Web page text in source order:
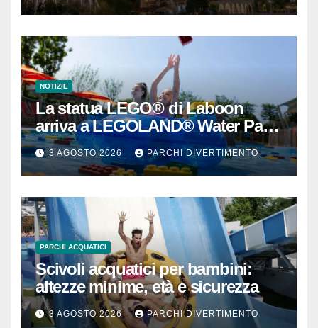
NOTIZIE
La statua LEGO® di Laboon
arriva a LEGOLAND® Water Park
Gardaland
3 AGOSTO 2026 PARCHI DIVERTIMENTO
PARCHI ACQUATICI
Scivoli acquatici per bambini:
altezze minime, età e sicurezza
3 AGOSTO 2026 PARCHI DIVERTIMENTO